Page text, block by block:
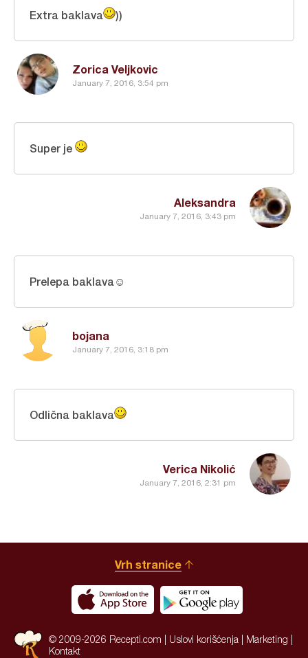
Zorica Veljkovic
January 7, 2016, 3:54 pm
Extra baklava ))
Aleksandra
January 7, 2016, 3:43 pm
Super je
bojana
January 7, 2016, 3:18 pm
Prelepa baklava☺
Verica Nikolić
January 7, 2016, 2:31 pm
Odlična baklava
Vrh stranice
© 2009-2026 Recepti.com | Uslovi korišćenja Marketing
Kontakt